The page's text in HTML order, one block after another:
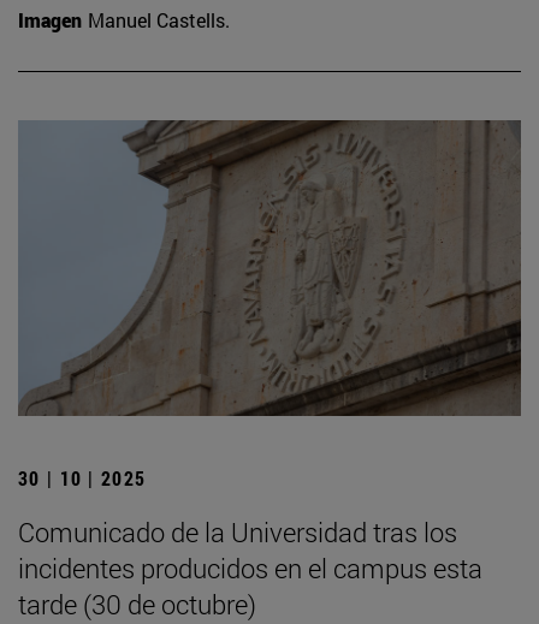
Imagen Manuel Castells.
30 | 10 | 2025
Comunicado de la Universidad tras los
incidentes producidos en el campus esta
tarde (30 de octubre)